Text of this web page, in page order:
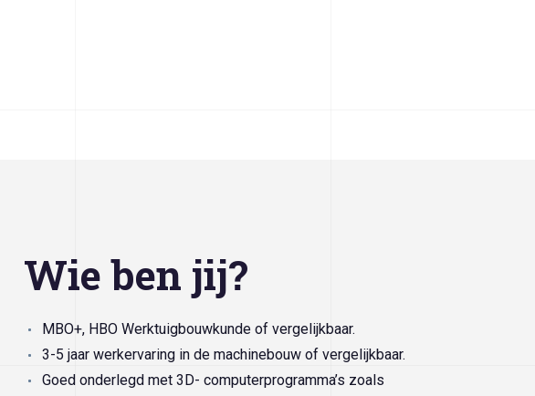
Wie ben jij?
MBO+, HBO Werktuigbouwkunde of vergelijkbaar.
3-5 jaar werkervaring in de machinebouw of vergelijkbaar.
Goed onderlegd met 3D- computerprogramma’s zoals